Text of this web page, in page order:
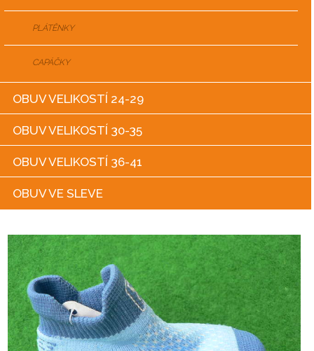
PLÁTĚNKY
CAPÁČKY
OBUV VELIKOSTÍ 24-29
OBUV VELIKOSTÍ 30-35
OBUV VELIKOSTÍ 36-41
OBUV VE SLEVE